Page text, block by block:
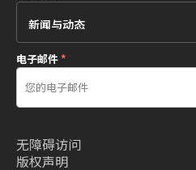
电子邮件*
无障碍访问
版权声明